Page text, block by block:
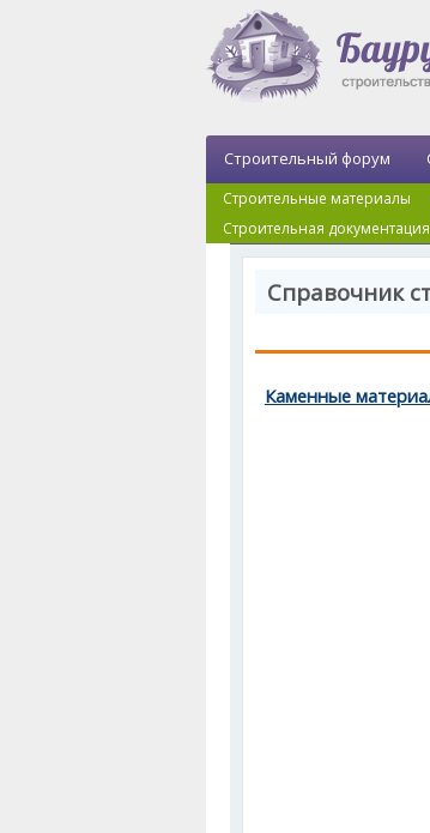
Строительный форум
Строительные материалы
Строительная документация
Справочник
Каменные